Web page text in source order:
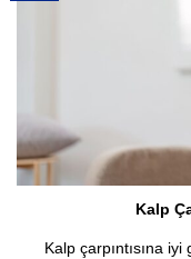
Kalp
Kalp çarpıntısına